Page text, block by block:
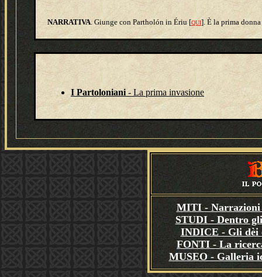
NARRATIVA. Giunge con Partholón in Ériu [QUI]. È la prima
I Partoloniani - La prima invasione
MITI - Narrazioni
STUDI - Dentro
INDICE - Gli dèi
FONTI - La
MUSEO - Galleria